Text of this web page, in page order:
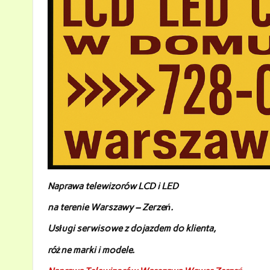
Naprawa telewizorów LCD i LED
na terenie Warszawy – Zerzeń.
Usługi serwisowe z dojazdem do klienta,
różne marki i modele.